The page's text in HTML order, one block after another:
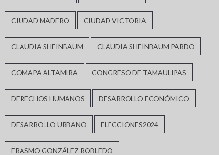
CIUDAD MADERO CIUDAD VICTORIA
CLAUDIA SHEINBAUM CLAUDIA SHEINBAUM PARDO
COMAPA ALTAMIRA CONGRESO DE TAMAULIPAS
DERECHOS HUMANOS DESARROLLO ECONÓMICO
DESARROLLO URBANO ELECCIONES2024
ERASMO GONZÁLEZ ROBLEDO